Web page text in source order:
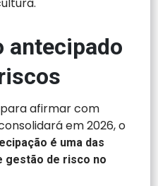
antecipado
afirmar com
em 2026, o
é uma das
gestão de risco no